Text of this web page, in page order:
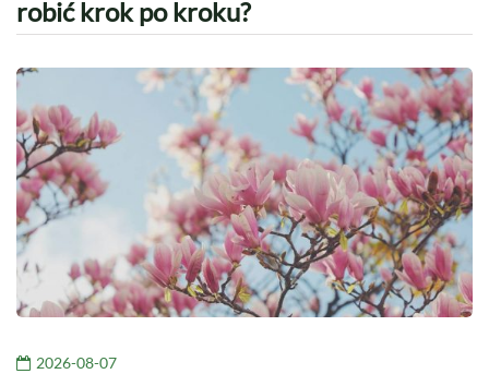
robić krok po kroku?
2026-08-07